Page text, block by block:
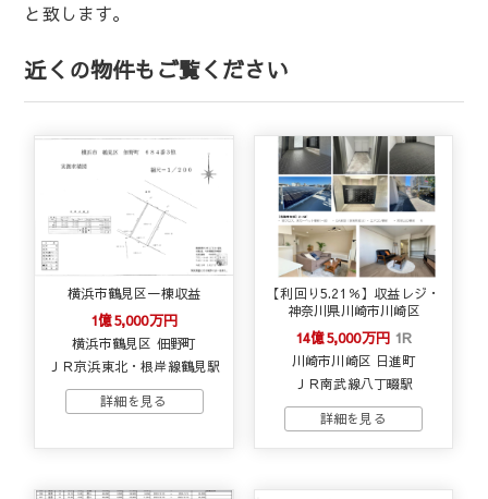
と致します。
近くの物件もご覧ください
横浜市鶴見区一棟収益
1億5,000万円
横浜市鶴見区 佃野町
ＪＲ京浜東北・根岸線鶴見駅
【利回り5.21％】収益レジ・
神奈川県川崎市川崎区
14億5,000万円 1R
川崎市川崎区 日進町
ＪＲ南武線八丁畷駅